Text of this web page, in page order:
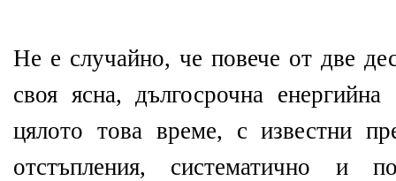
Не е случайно, че повече от две
своя ясна, дългосрочна
цялото това време, с известни
отстъпления, систематично и